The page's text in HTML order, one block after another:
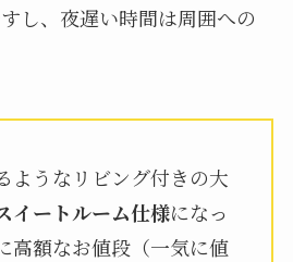
し、夜遅い時間は周囲への
ようなリビング付きの大
イートルーム仕様になっ
高額なお値段（一気に値